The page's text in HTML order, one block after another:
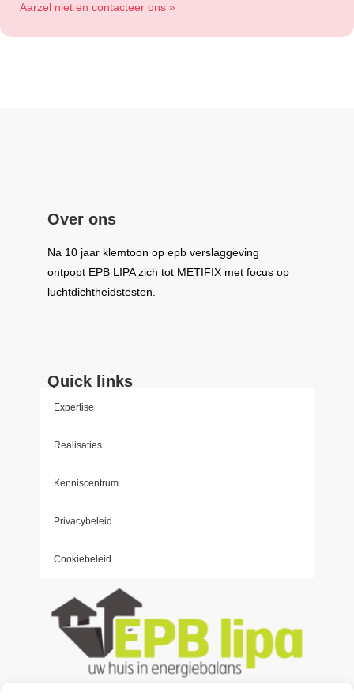
Aarzel niet en contacteer ons »
Over ons
Na 10 jaar klemtoon op epb verslaggeving
ontpopt EPB LIPAzich tot METIFIX met focus op
luchtdichtheidstesten.
Quick links
Expertise
Realisaties
Kenniscentrum
Privacybeleid
Cookiebeleid